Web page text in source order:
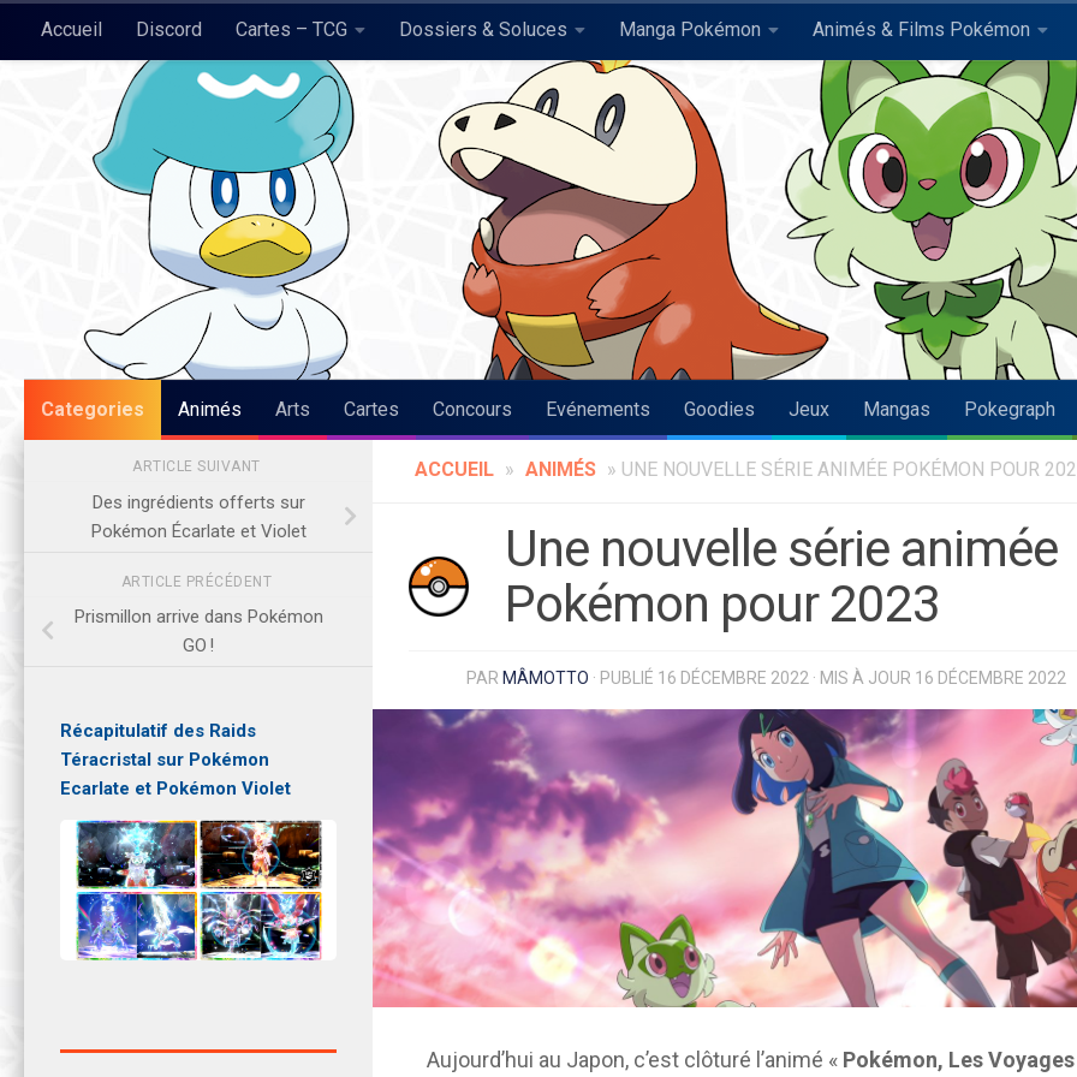
Skip to content
Accueil Discord Cartes – TCG Dossiers & Soluces Manga Pokémon Animés & Films Pokémon
Pokégraph
Categories Animés Arts Cartes Concours Evénements Goodies Jeux Mangas Pokegraph
ACCUEIL » ANIMÉS » UNE NOUVELLE SÉRIE ANIMÉE POKÉMON POUR
Une nouvelle série animée
Pokémon pour 2023
PAR MÂMOTTO · PUBLIÉ 16 DÉCEMBRE 2022 · MIS À JOUR 16 DÉCEMBRE 2022
Aujourd’hui au Japon, c’est clôturé l’animé « Pokémon, Les Voyages
ARTICLE SUIVANT
Des ingrédients offerts sur
Pokémon Écarlate et Violet
ARTICLE PRÉCÉDENT
Prismillon arrive dans Pokémon
GO !
Récapitulatif des Raids
Téracristal sur Pokémon
Ecarlate et Pokémon Violet